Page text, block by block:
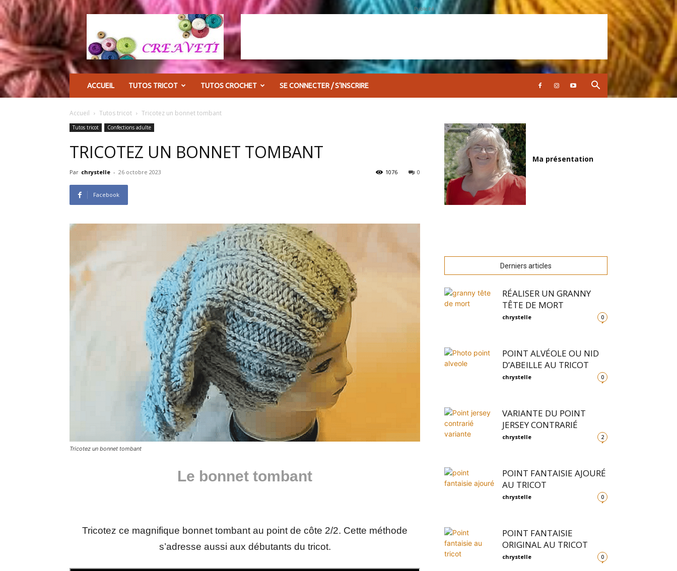
Publicité
ACCUEIL TUTOS TRICOT TUTOS CROCHET SE CONNECTER / S’INSCRIRE
Accueil Tutos tricot Tricotez un bonnet tombant
Tutos tricot Confections adulte
TRICOTEZ UN BONNET TOMBANT
Par chrystelle - 26 octobre 2023 0
1076
Facebook
Tricotez un bonnet tombant
Le bonnet tombant
Tricotez ce magnifique bonnet tombant au point de côte 2/2. Cette méthode
s’adresse aussi aux débutants du tricot.
Ma présentation
Derniers articles
RÉALISER UN GRANNY
TÊTE DE MORT
chrystelle 0
POINT ALVÉOLE OU NID
D’ABEILLE AU TRICOT
chrystelle 0
VARIANTE DU POINT
JERSEY CONTRARIÉ
chrystelle 2
POINT FANTAISIE AJOURÉ
AU TRICOT
chrystelle 0
POINT FANTAISIE
ORIGINAL AU TRICOT
chrystelle 0